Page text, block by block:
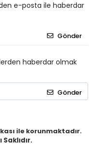
e-posta ile haberdar
Gönder
haberdar olmak
Gönder
ile korunmaktadır.
Saklıdır.